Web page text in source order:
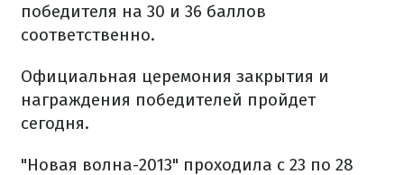
победителя на 30 и 36 баллов
соответственно.
Официальная церемония закрытия и
награждения победителей пройдет
сегодня.
"Новая волна-2013" проходила с 23 по 28